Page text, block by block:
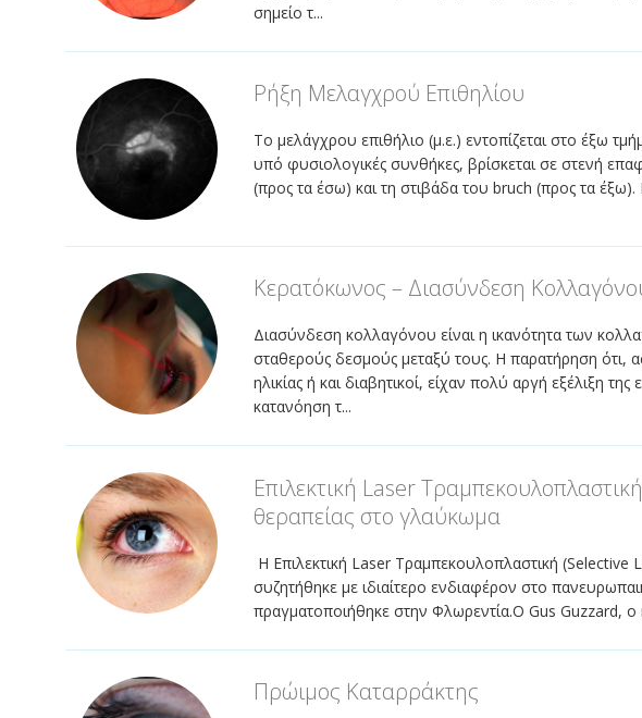
σημείο τ...
Ρήξη Μελαγχρού Επιθηλίου
Το μελάγχρου επιθήλιο (μ.ε.) εντοπίζεται στο έξω
υπό φυσιολογικές συνθήκες, βρίσκεται σε στενή
(προς τα έσω) και τη στιβάδα του bruch (προς τα
Κερατόκωνος – Διασύνδεση
Διασύνδεση κολλαγόνου είναι η ικανότητα των
σταθερούς δεσμούς μεταξύ τους. Η παρατήρηση ότι,
ηλικίας ή και διαβητικοί, είχαν πολύ αργή εξέλιξη
κατανόηση τ...
Επιλεκτική Laser
θεραπείας στο γλαύκωμα
Η Επιλεκτική Laser Τραμπεκουλοπλαστική
συζητήθηκε με ιδιαίτερο ενδιαφέρον στο
πραγματοποιήθηκε στην Φλωρεντία.Ο Gus Guzzard, o
Πρώιμος Καταρράκτης